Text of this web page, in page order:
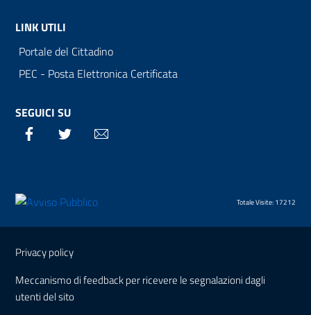
LINK UTILI
Portale del Cittadino
PEC - Posta Elettronica Certificata
SEGUICI SU
Facebook Twitter
Totale Visite: 17212
Sezione Link Utili
Privacy policy
Meccanismo di feedback per ricevere le segnalazioni dagli
utenti del sito